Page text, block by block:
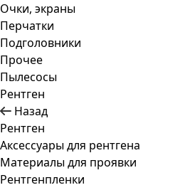
Очки, экраны
Перчатки
Подголовники
Прочее
Пылесосы
Рентген
Назад
Рентген
Аксессуары для рентгена
Материалы для проявки
Рентгенпленки